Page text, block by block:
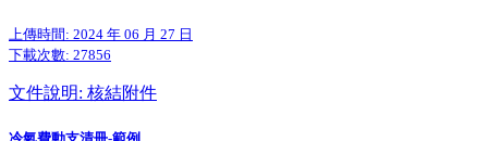
上傳時間: 2024 年 06 月 27 日
下載次數: 27856
文件說明: 核結附件